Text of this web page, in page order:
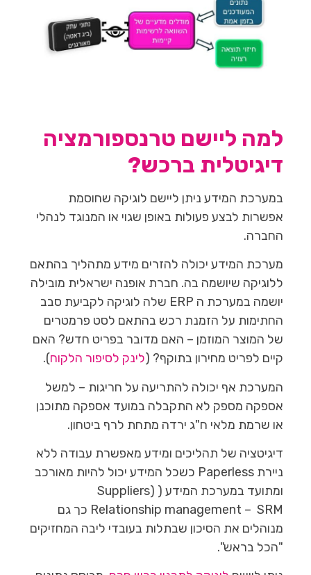
למה ליישם טרנספורמציה
דיגיטלית ברכש?
במערכת המידע ניתן ליישם לוגיקה שחוסמת
אפשרות לבצע פעולות באופן שגוי או המנוגד לנהלי
החברה.
מערכת המידע יכולה להזרים מידע מתהליך בהתאם
ללוגיקה שיושמה בה. חברת אופנה ישראלית מובילה
יושמה במערכת ה ERP שלה לוגיקה לקביעת סבב
החתימות על הזמנת רכש בהתאם לסט פרמטרים
של המוצר המוזמן – האם מדובר בפריט חדש? האם
קיים לפריט מחירון בתוקף? (לינק לסיפור הלקוח).
המערכת אף יכולה להתריעה על חריגות – למשל
אספקה מספק לא התקבלה במועד אספקה מתוכנן
או שרמת מלאי ח"ג ירדה מתחת לרף ביטחון.
דיגיטציה של תהליכים ומידע מאפשרת עבודה ללא
ניירת Paperless כשכל המידע יכול להיות מאורכב
ומתועד במערכת המידע ( (Suppliers
Relationship management – SRM כך גם
מנוהלים את הסיכון שבתלות בעובדי ליבה המחזיקים
"הכל בראש".